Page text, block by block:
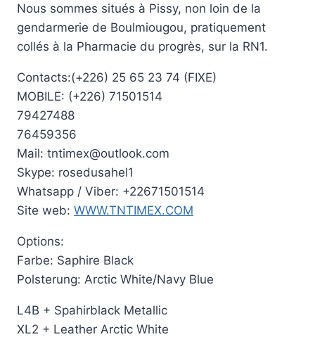
317.000.000 CFA.
Nous sommes situés à Pissy, non loin de la
gendarmerie de Boulmiougou, pratiquement
collés à la Pharmacie du progrès, sur la RN1.
Contacts:(+226) 25 65 23 74 (FIXE)
MOBILE: (+226) 71501514
79427488
76459356
Mail: tntimex@outlook.com
Skype: rosedusahel1
Whatsapp / Viber: +22671501514
Site web: WWW.TNTIMEX.COM
Options:
Farbe: Saphire Black
Polsterung: Arctic White/Navy Blue
L4B + Spahirblack Metallic
XL2 + Leather Arctic White